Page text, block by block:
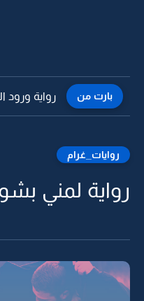
بارت من رواية ورود الامل
روايات_غرام
لمني بشوق